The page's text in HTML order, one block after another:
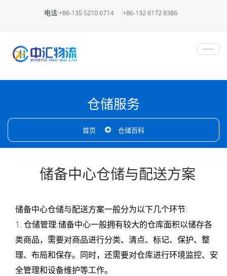
储
与
配
方
案
电话:+86-135 5210 6714 +86-132 6172 8386
仓储服务
首页 仓储百科
储备中心仓储与配送方案
储备中心仓储与配送方案一般分为以下几个环节:
1. 仓储管理:储备中心一般拥有较大的仓库面积以储存各
类商品，需要对商品进行分类、清点、标记、保护、整
理、布局和保存。同时，还需要对仓库进行环境监控、安
全管理和设备维护等工作。